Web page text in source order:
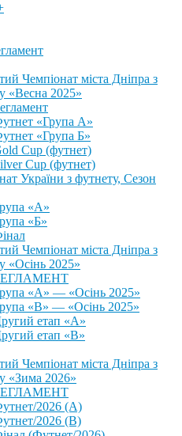
Чемпіонат міста Дніпра з
«Весна 2025»
«Група А»
«Група Б»
Cup (футнет)
Cup (футнет)
України з футнету, Сезон
«А»
«Б»
Чемпіонат міста Дніпра з
«Осінь 2025»
«А» — «Осінь 2025»
«В» — «Осінь 2025»
етап «А»
етап «В»
Чемпіонат міста Дніпра з
«Зима 2026»
2026 (А)
2026 (В)